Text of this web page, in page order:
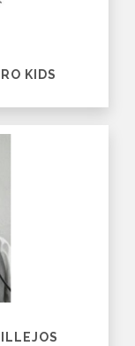
KIDS